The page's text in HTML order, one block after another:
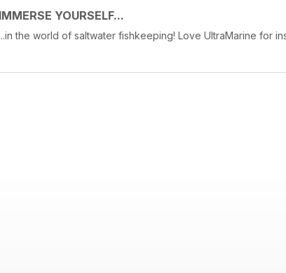
IMMERSE YOURSELF...
...in the world of saltwater fishkeeping! Love UltraMarine for